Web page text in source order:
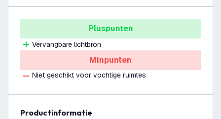
Pluspunten
Vervangbare lichtbron
Minpunten
Niet geschikt voor vochtige ruimtes
productinformatie